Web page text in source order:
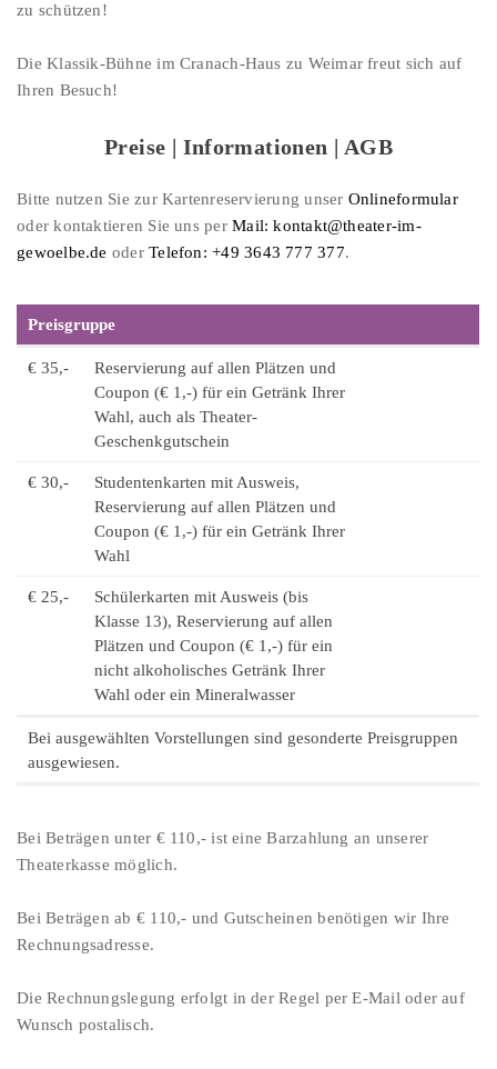
zu schützen!
Die Klassik-Bühne im Cranach-Haus zu Weimar freut sich auf
Ihren Besuch!
Preise | Informationen | AGB
Bitte nutzen Sie zur Kartenreservierung unser Onlineformular
oder kontaktieren Sie uns perMail: kontakt@theater-im-
gewoelbe.de oderTelefon: +49 3643 777 377.
Preisgruppe
€ 35,-
Reservierung auf allen Plätzen und
Coupon (€ 1,-) für ein Getränk Ihrer
Wahl, auch als Theater-
Geschenkgutschein
€ 30,-
Studentenkarten mit Ausweis,
Reservierung auf allen Plätzen und
Coupon (€ 1,-) für ein Getränk Ihrer
Wahl
€ 25,-
Schülerkarten mit Ausweis (bis
Klasse 13), Reservierung auf allen
Plätzen und Coupon (€ 1,-) für ein
nicht alkoholisches Getränk Ihrer
Wahl oder ein Mineralwasser
Bei ausgewählten Vorstellungen sind gesonderte Preisgruppen
ausgewiesen.
Bei Beträgen unter € 110,- ist eine Barzahlung an unserer
Theaterkasse möglich.
Bei Beträgen ab € 110,- und Gutscheinen benötigen wir Ihre
Rechnungsadresse.
Die Rechnungslegung erfolgt in der Regel per E-Mail oder auf
Wunsch postalisch.